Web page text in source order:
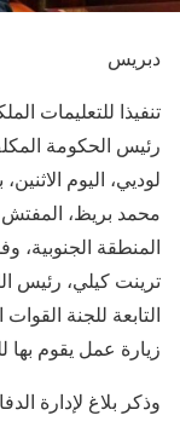
دبريس
تنفيذا للتعليمات
رئيس الحكومة
لوديي، اليوم
محمد بريظ، المفتش
المنطقة الجنوبية،
ترينت كيلي، رئيس
التابعة للجنة
زيارة عمل يقوم بها
وذكر بلاغ لإدارة